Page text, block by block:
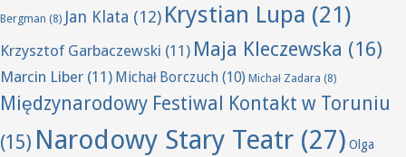
Bergman (8) Jan Klata (12) Krystian Lupa (21)
Krzysztof Garbaczewski (11) Maja Kleczewska (16)
Marcin Liber (11) Michał Borczuch (10) Michał Zadara (8)
Międzynarodowy Festiwal Kontakt w Toruniu
(15) Narodowy Stary Teatr (27) Olga